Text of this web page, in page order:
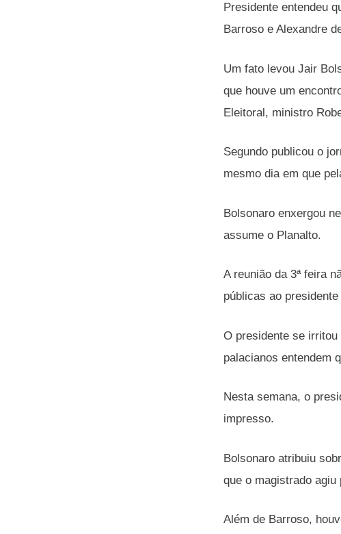
Presidente entendeu
Barroso e Alexandre
Um fato levou Jair
que houve um
Eleitoral, ministro
Segundo publicou o
mesmo dia em que
Bolsonaro enxergou
assume o Planalto.
A reunião da 3ª feira
públicas ao presidente
O presidente se
palacianos entendem
Nesta semana, o
impresso.
Bolsonaro atribuiu
que o magistrado
Além de Barroso,